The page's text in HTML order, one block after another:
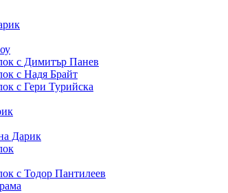
с Димитър Панев
с Надя Брайт
с Гери Турийска
Дарик
с Тодор Пантилеев